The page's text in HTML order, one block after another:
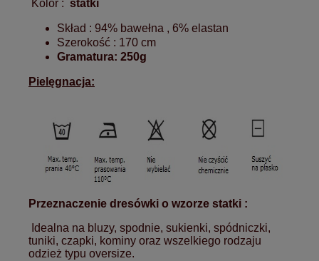
Kolor : statki
Skład : 94% bawełna , 6% elastan
Szerokość : 170 cm
Gramatura: 250g
Pielęgnacja:
Przeznaczenie dresówki o wzorze statki :
Idealna na bluzy, spodnie, sukienki, spódniczki,
tuniki, czapki, kominy oraz wszelkiego rodzaju
odzież typu oversize.